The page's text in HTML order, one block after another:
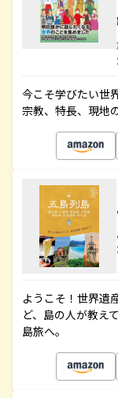
今こそ学びたい世
宗教、特長、現地
ようこそ！世界遺
ど、島の人が教え
島旅へ。